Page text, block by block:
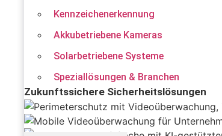
Kennzeichenerkennung
Akkubetriebene Kameras
Solarbetriebene Systeme
Speziallösungen & Branchen
Zukunftssichere Sicherheitslösungen